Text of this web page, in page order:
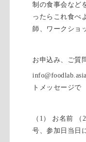
制の食事会など
ったらこれ食べ
師、ワークショ
お申込み、ご質
トメッセージで
（1） お名前
号、参加日当日